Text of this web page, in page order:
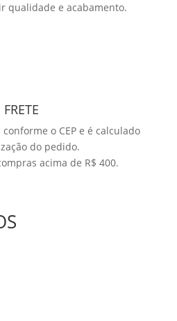
qualidade e acabamento.
FRETE
o CEP e é calculado
do pedido.
acima de R$ 400.